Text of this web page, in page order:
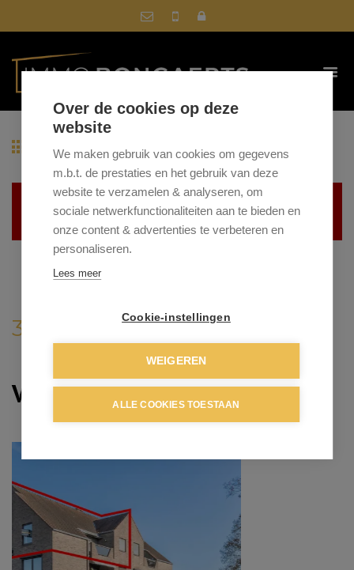
Terug naar overzicht
Helaas, dit pand is verkocht
3665 AS
Verkocht
Over de cookies op deze
website
We maken gebruik van cookies om gegevens
m.b.t. de prestaties en het gebruik van deze
website te verzamelen & analyseren, om
sociale netwerkfunctionaliteiten aan te bieden en
onze content & advertenties te verbeteren en
personaliseren.
Lees meer
Cookie-instellingen
WEIGEREN
ALLE COOKIES TOESTAAN